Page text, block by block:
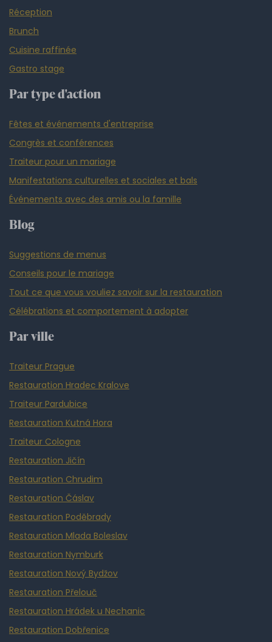
Réception
Brunch
Cuisine raffinée
Gastro stage
Par type d'action
Fêtes et événements d'entreprise
Congrès et conférences
Traiteur pour un mariage
Manifestations culturelles et sociales et bals
Événements avec des amis ou la famille
Blog
Suggestions de menus
Conseils pour le mariage
Tout ce que vous vouliez savoir sur la restauration
Célébrations et comportement à adopter
Par ville
Traiteur Prague
Restauration Hradec Kralove
Traiteur Pardubice
Restauration Kutná Hora
Traiteur Cologne
Restauration Jičín
Restauration Chrudim
Restauration Čáslav
Restauration Poděbrady
Restauration Mlada Boleslav
Restauration Nymburk
Restauration Nový Bydžov
Restauration Přelouč
Restauration Hrádek u Nechanic
Restauration Dobřenice